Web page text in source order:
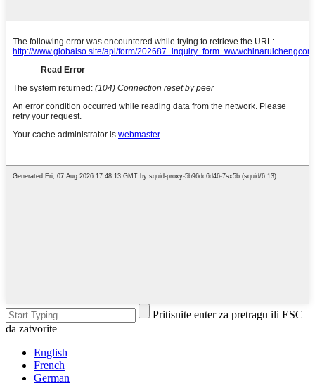
Pritisnite enter za pretragu ili ESC
da zatvorite
English
French
German